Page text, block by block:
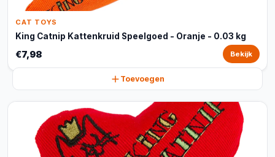
CAT TOYS
King Catnip Kattenkruid Speelgoed - Oranje - 0.03 kg
€7,98 Bekijk
Toevoegen